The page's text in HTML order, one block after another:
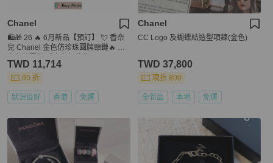
Chanel
🛍️🎁 26 🔥 6月新品【預訂】 💘 香奈
兒 Chanel 金色仿珍珠圓牌頸鏈🔥 香
TWD 11,714
95 折
狀況良好 香港 免運
Chanel
CC Logo 及蝴蝶結造型項鍊(金色)
TWD 37,800
現折 800
全新品 本地 免運